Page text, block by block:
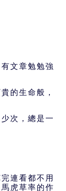
文章勉勉強
的生命般，
次，總是一
連看都不用
虎草率的作